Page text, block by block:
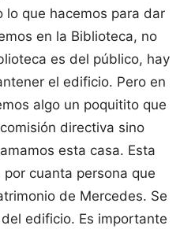
lo que hacemos para dar
en la Biblioteca, no
es del público, hay
el edificio. Pero en
algo un poquitito que
directiva sino
esta casa. Esta
cuanta persona que
de Mercedes. Se
edificio. Es importante